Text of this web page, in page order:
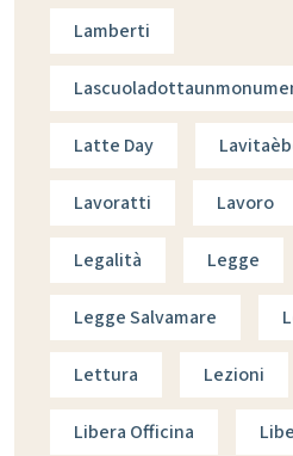
Lamberti
Latte Day
Lavoratti Lavoro
Legalità Legge
Legge Salvamare
Lettura Lezioni
Libera Officina